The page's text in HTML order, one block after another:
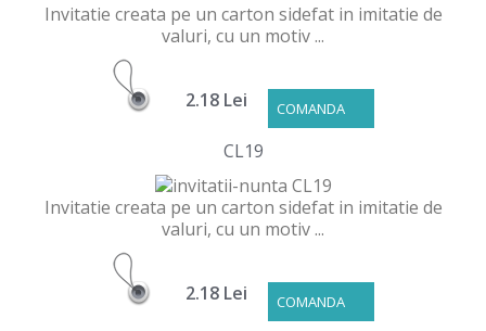
Invitatie creata pe un carton sidefat in imitatie de
valuri, cu un motiv ...
COMANDA
2.18 Lei
CL19
Invitatie creata pe un carton sidefat in imitatie de
valuri, cu un motiv ...
COMANDA
2.18 Lei